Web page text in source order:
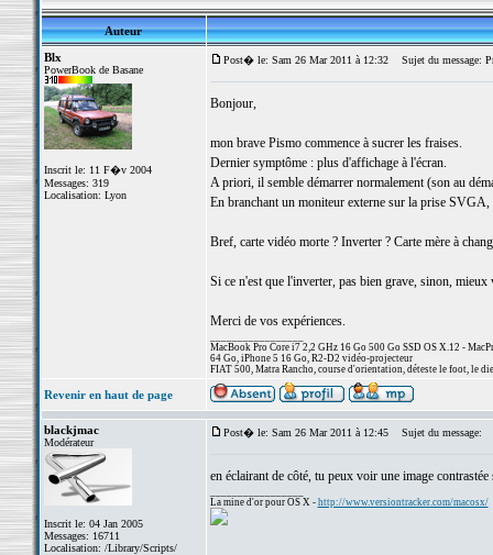
Auteur
Blx
PowerBook de Basane
Inscrit le: 11 F�v 2004
Messages: 319
Localisation: Lyon
Post� le: Sam 26 Mar 2011 à 12:32 Sujet du message:
Bonjour,
mon brave Pismo commence à sucrer les fraises.
Dernier symptôme : plus d'affichage à l'écran.
A priori, il semble démarrer normalement (son au
En branchant un moniteur externe sur la prise SVGA,
Bref, carte vidéo morte ? Inverter ? Carte mère à
Si ce n'est que l'inverter, pas bien grave, sinon,
Merci de vos expériences.
MacBook Pro Core i7 2,2 GHz 16 Go 500 Go SSD OS X.12 -
64 Go, iPhone 5 16 Go, R2-D2 vidéo-projecteur
FIAT 500, Matra Rancho, course d'orientation, déteste le foot, le
Revenir en haut de page
blackjmac
Modérateur
Inscrit le: 04 Jan 2005
Messages: 16711
Localisation: /Library/Scripts/
Post� le: Sam 26 Mar 2011 à 12:45 Sujet du message:
en éclairant de côté, tu peux voir une image contrastée
La mine d'or pour OS X - http://www.versiontracker.com/macosx/